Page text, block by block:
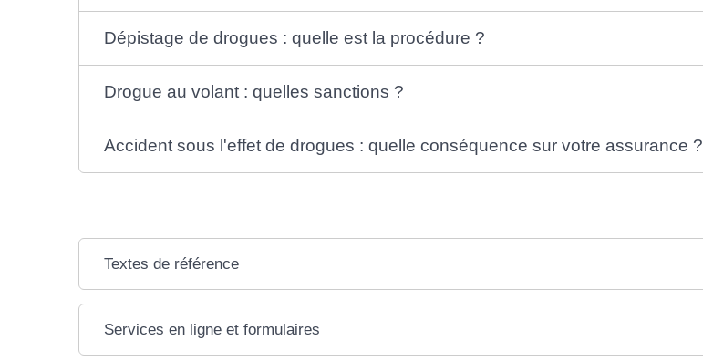
Dépistage de drogues : quelle est la procédure ?
Drogue au volant : quelles sanctions ?
Accident sous l'effet de drogues : quelle conséquence sur votre assurance ?
Textes de référence
Services en ligne et formulaires